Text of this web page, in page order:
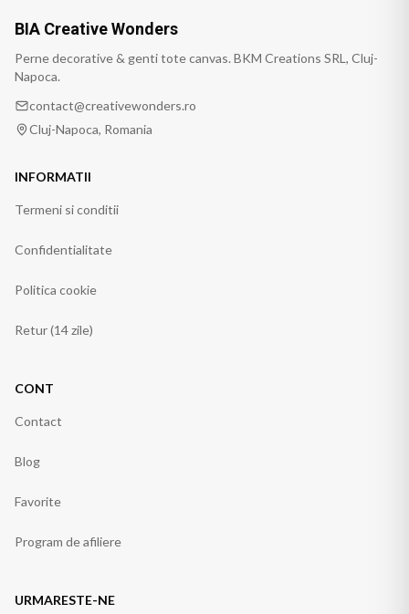
BIA Creative Wonders
Perne decorative & genti tote canvas. BKM Creations SRL, Cluj-
Napoca.
contact@creativewonders.ro
Cluj-Napoca, Romania
INFORMATII
Termeni si conditii
Confidentialitate
Politica cookie
Retur (14 zile)
CONT
Contact
Blog
Favorite
Program de afiliere
URMARESTE-NE